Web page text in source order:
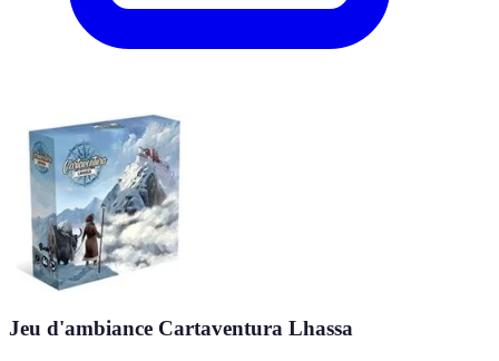
Jeu d'ambiance Cartaventura Lhassa